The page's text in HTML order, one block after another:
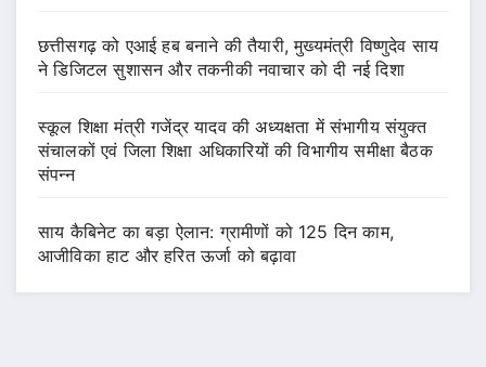
छत्तीसगढ़ को एआई हब बनाने की तैयारी, मुख्यमंत्री विष्णुदेव साय
ने डिजिटल सुशासन और तकनीकी नवाचार को दी नई दिशा
स्कूल शिक्षा मंत्री गजेंद्र यादव की अध्यक्षता में संभागीय संयुक्त
संचालकों एवं जिला शिक्षा अधिकारियों की विभागीय समीक्षा बैठक
संपन्न
साय कैबिनेट का बड़ा ऐलान: ग्रामीणों को 125 दिन काम,
आजीविका हाट और हरित ऊर्जा को बढ़ावा